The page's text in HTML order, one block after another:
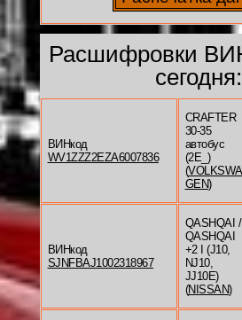
Расшифровки
сегодня:
ВИНкод
WV1ZZZ2EZA6007836
CRAFTER
30-35
автобус
(2E_)
(VOLKSWA
GEN)
ВИНкод
SJNFBAJ1002318967
QASHQAI /
QASHQAI
+2 I (J10,
NJ10,
JJ10E)
(NISSAN)